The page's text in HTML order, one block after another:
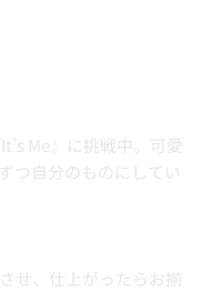
Me』に挑戦中。可愛
つ自分のものにしてい
せ、仕上がったらお揃